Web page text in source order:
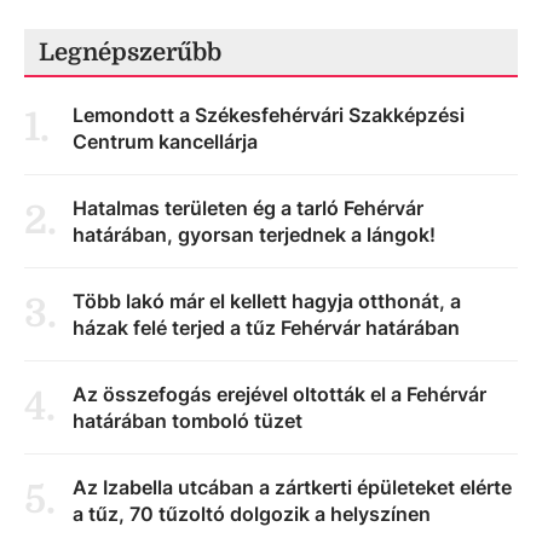
Legnépszerűbb
1.
Lemondott a Székesfehérvári Szakképzési
Centrum kancellárja
2.
Hatalmas területen ég a tarló Fehérvár
határában, gyorsan terjednek a lángok!
3.
Több lakó már el kellett hagyja otthonát, a
házak felé terjed a tűz Fehérvár határában
4.
Az összefogás erejével oltották el a Fehérvár
határában tomboló tüzet
5.
Az Izabella utcában a zártkerti épületeket elérte
a tűz, 70 tűzoltó dolgozik a helyszínen